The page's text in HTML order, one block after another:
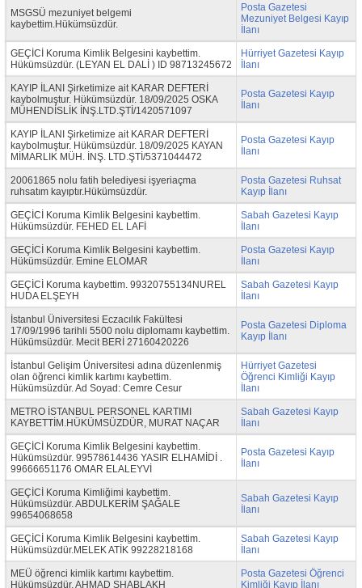
MSGSÜ mezuniyet belgemi
kaybettim.Hükümsüzdür.
Posta Gazetesi
Mezuniyet Belgesi Kayıp
İlanı
GEÇİCİ Koruma Kimlik Belgesini kaybettim.
Hükümsüzdür. (LEYAN EL DALİ ) ID 98713245672
Hürriyet Gazetesi Kayıp
İlanı
KAYIP İLANI Şirketimize ait KARAR DEFTERİ
kaybolmuştur. Hükümsüzdür. 18/09/2025 OSKA
MÜHENDİSLİK İNŞ.LTD.ŞTİ/1420571097
Posta Gazetesi Kayıp
İlanı
KAYIP İLANI Şirketimize ait KARAR DEFTERİ
kaybolmuştur. Hükümsüzdür. 18/09/2025 KAYAN
MİMARLIK MÜH. İNŞ. LTD.ŞTİ/5371044472
Posta Gazetesi Kayıp
İlanı
20061865 nolu fatih belediyesi işyeriaçma
ruhsatım kayıptır.Hükümsüzdür.
Posta Gazetesi Ruhsat
Kayıp İlanı
GEÇİCİ Koruma Kimlik Belgesini kaybettim.
Hükümsüzdür. FEHED EL LAFİ
Sabah Gazetesi Kayıp
İlanı
GEÇİCİ Koruma Kimlik Belgesini kaybettim.
Hükümsüzdür. Emine ELOMAR
Posta Gazetesi Kayıp
İlanı
GEÇİCİ Koruma kaybettim. 99320755134NUREL
HUDA ELŞEYH
Sabah Gazetesi Kayıp
İlanı
İstanbul Üniversitesi Eczacılık Fakültesi
17/09/1996 tarihli 5500 nolu diplomamı kaybettim.
Hükümsüzdür. Mecit BERİ 27160420226
Posta Gazetesi Diploma
Kayıp İlanı
İstanbul Gelişim Üniversitesi adına düzenlenmiş
olan öğrenci kimlik kartımı kaybettim.
Hükümsüzdür. Ad Soyad: Cemre Cesur
Hürriyet Gazetesi
Öğrenci Kimliği Kayıp
İlanı
METRO İSTANBUL PERSONEL KARTIMI
KAYBETTİM.HÜKÜMSÜZDÜR, MURAT NAÇAR
Sabah Gazetesi Kayıp
İlanı
GEÇİCİ Koruma Kimlik Belgesini kaybettim.
Hükümsüzdür. 99578614436 YASIR ELHAMİDİ .
99666651176 OMAR ELALEYVİ
Posta Gazetesi Kayıp
İlanı
GEÇİCİ Koruma Kimliğimi kaybettim.
Hükümsüzdür. ABDULKERİM ŞAĞALE
99654068658
Sabah Gazetesi Kayıp
İlanı
GEÇİCİ Koruma Kimlik Belgesini kaybettim.
Hükümsüzdür.MELEK ATİK 99228218168
Sabah Gazetesi Kayıp
İlanı
MEÜ öğrenci kimlik kartımı kaybettim.
Hükümsüzdür. AHMAD SHABLAKH
Posta Gazetesi Öğrenci
Kimliği Kayıp İlanı